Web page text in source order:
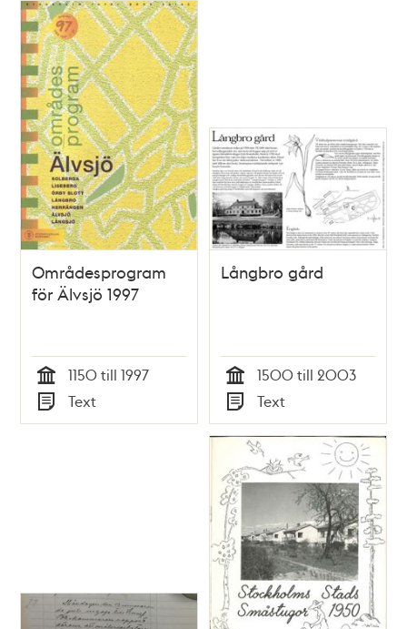
Områdesprogram
för Älvsjö 1997
Tid
1150 till 1997
Typ
Text
Långbro gård
Tid
1500 till 2003
Typ
Text